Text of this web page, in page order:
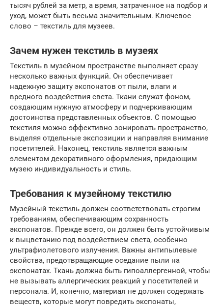
тысяч рублей за метр, а время, затраченное на подбор и
уход, может быть весьма значительным. Ключевое
слово – текстиль для музеев.
Зачем нужен текстиль в музеях
Текстиль в музейном пространстве выполняет сразу
несколько важных функций. Он обеспечивает
надежную защиту экспонатов от пыли, влаги и
вредного воздействия света. Ткани служат фоном,
создающим нужную атмосферу и подчеркивающим
достоинства представленных объектов. С помощью
текстиля можно эффективно зонировать пространство,
выделяя отдельные экспозиции и направляя внимание
посетителей. Наконец, текстиль является важным
элементом декоративного оформления, придающим
музею индивидуальность и стиль.
Требования к музейному текстилю
Музейный текстиль должен соответствовать строгим
требованиям, обеспечивающим сохранность
экспонатов. Прежде всего, он должен быть устойчивым
к выцветанию под воздействием света, особенно
ультрафиолетового излучения. Важны антипылевые
свойства, предотвращающие оседание пыли на
экспонатах. Ткань должна быть гипоаллергенной, чтобы
не вызывать аллергических реакций у посетителей и
персонала. И, конечно, материал не должен содержать
веществ, которые могут повредить экспонаты,